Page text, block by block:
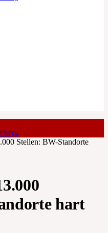
Stellen: BW-Standorte
hart